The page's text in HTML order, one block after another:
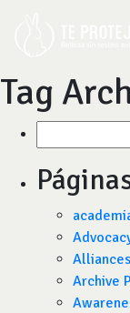
Tag
por:
Alliances
Archive